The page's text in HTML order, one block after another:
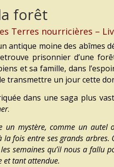
forêt
Terres nourricières –
antique moine des abîmes
prisonnier d’une
et sa famille, dans
transmettre un jour cette
dans une saga plus
.
mystère, comme un autel
fois entre ses grands arbres.
semaines qu’il nous a fallu
et tant attendue.